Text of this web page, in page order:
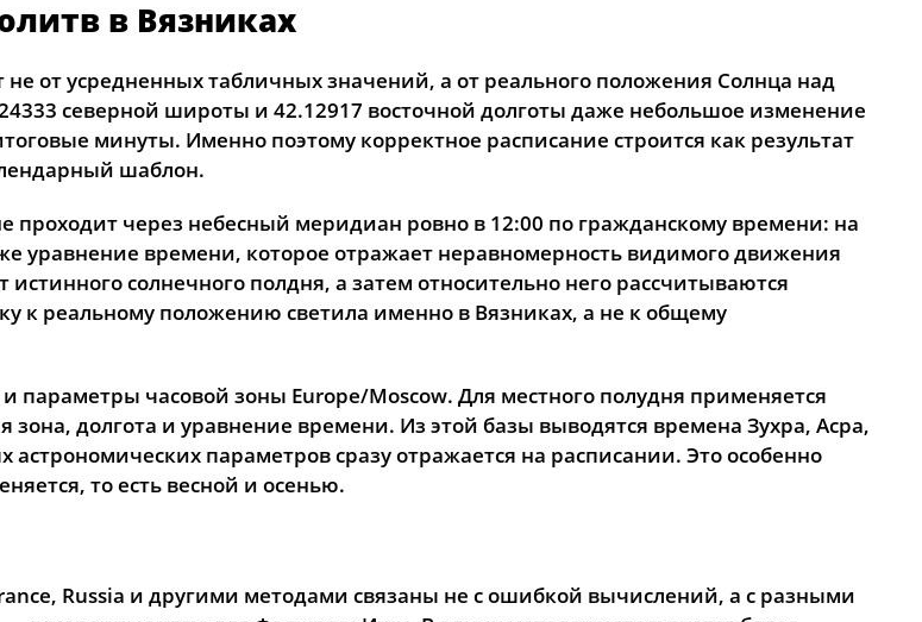
02:23 04:49
02:27 04:51 12:15 16:13 19:38
21:48
02:31 04:53 12:15 16:11 19:35
21:45
02:34 04:55
02:38 04:57 12:14 16:08 19:30
21:37
02:41 04:59 12:14 16:07 19:28
21:33
02:45 05:01 12:14 16:05 19:25
02:52 05:05 12:13 16:02 19:20
21:22
02:55 05:07 12:13
в Вязниках
от усредненных табличных значений, а от реального положения Солнца над
северной широты и 42.12917 восточной долготы даже небольшое изменение
минуты. Именно поэтому корректное расписание строится как результат
шаблон.
проходит через небесный меридиан ровно в 12:00 по гражданскому времени: на
уравнение времени, которое отражает неравномерность видимого движения
солнечного полдня, а затем относительно него рассчитываются
к реальному положению светила именно в Вязниках, а не к общему
параметры часовой зоны Europe/Moscow. Для местного полудня применяется
долгота и уравнение времени. Из этой базы выводятся времена Зухра, Асра,
параметров сразу отражается на расписании. Это особенно
то есть весной и осенью.
Russia и другими методами связаны не с ошибкой вычислений, а с разными